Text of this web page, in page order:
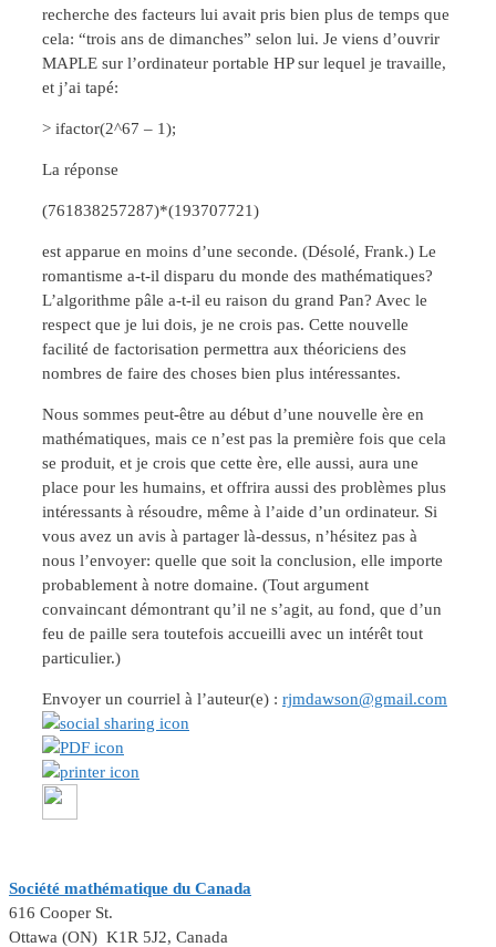
recherche des facteurs lui avait pris bien plus de temps que
cela: “trois ans de dimanches” selon lui. Je viens d’ouvrir
MAPLE sur l’ordinateur portable HP sur lequel je travaille,
et j’ai tapé:
> ifactor(2^67 – 1);
La réponse
(761838257287)*(193707721)
est apparue en moins d’une seconde. (Désolé, Frank.) Le
romantisme a-t-il disparu du monde des mathématiques?
L’algorithme pâle a-t-il eu raison du grand Pan? Avec le
respect que je lui dois, je ne crois pas. Cette nouvelle
facilité de factorisation permettra aux théoriciens des
nombres de faire des choses bien plus intéressantes.
Nous sommes peut-être au début d’une nouvelle ère en
mathématiques, mais ce n’est pas la première fois que cela
se produit, et je crois que cette ère, elle aussi, aura une
place pour les humains, et offrira aussi des problèmes plus
intéressants à résoudre, même à l’aide d’un ordinateur. Si
vous avez un avis à partager là-dessus, n’hésitez pas à
nous l’envoyer: quelle que soit la conclusion, elle importe
probablement à notre domaine. (Tout argument
convaincant démontrant qu’il ne s’agit, au fond, que d’un
feu de paille sera toutefois accueilli avec un intérêt tout
particulier.)
Envoyer un courriel à l’auteur(e) : rjmdawson@gmail.com
Société mathématique du Canada
616 Cooper St.
Ottawa (ON) K1R 5J2, Canada